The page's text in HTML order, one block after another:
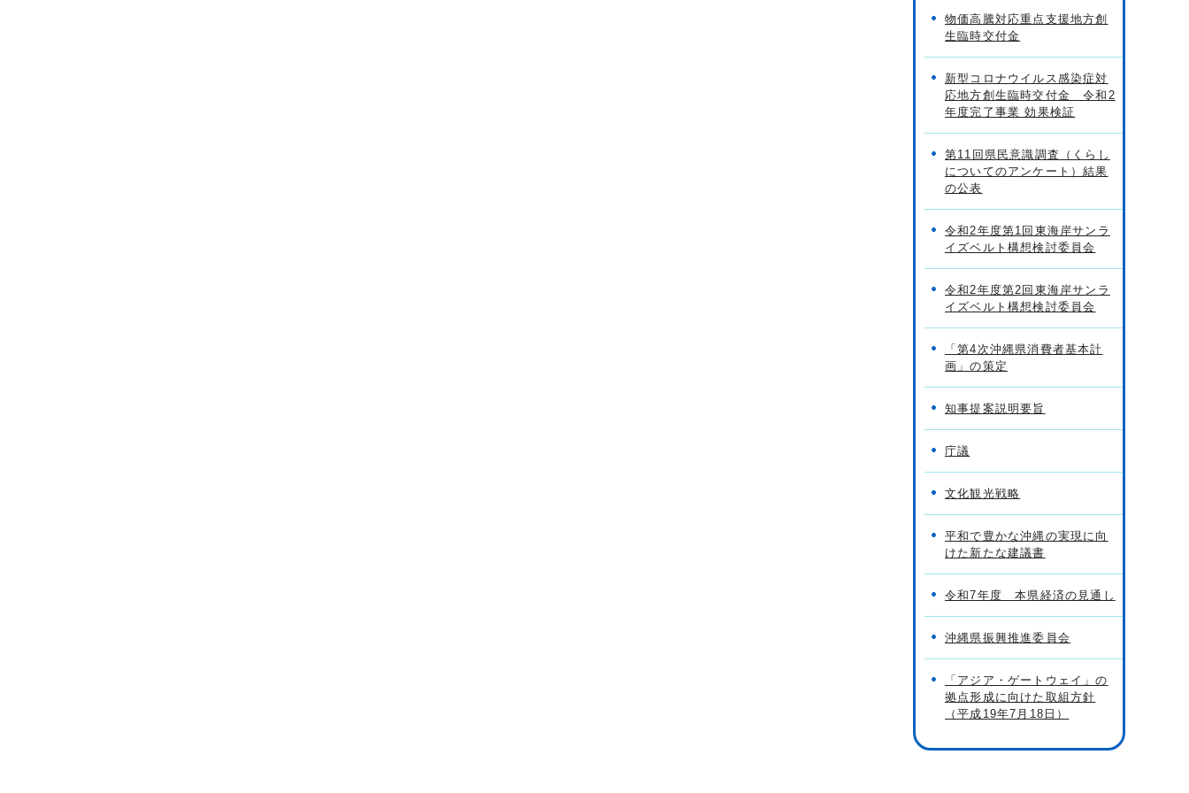
物価高騰対応重点支援地方創
生臨時交付金
新型コロナウイルス感染症対
応地方創生臨時交付金 令和2
年度完了事業 効果検証
第11回県民意識調査（くらし
についてのアンケート）結果
の公表
令和2年度第1回東海岸サンラ
イズベルト構想検討委員会
令和2年度第2回東海岸サンラ
イズベルト構想検討委員会
「第4次沖縄県消費者基本計
画」の策定
知事提案説明要旨
庁議
文化観光戦略
平和で豊かな沖縄の実現に向
けた新たな建議書
令和7年度 本県経済の見通し
沖縄県振興推進委員会
「アジア・ゲートウェイ」の
拠点形成に向けた取組方針
（平成19年7月18日）